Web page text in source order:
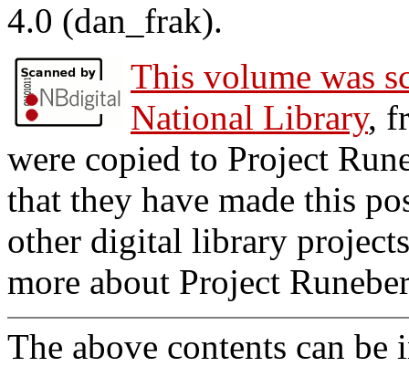
4.0 (dan_frak).
This volume was
National Library,
were copied to Project
that they have made this
other digital library
more about Project
The above contents can be